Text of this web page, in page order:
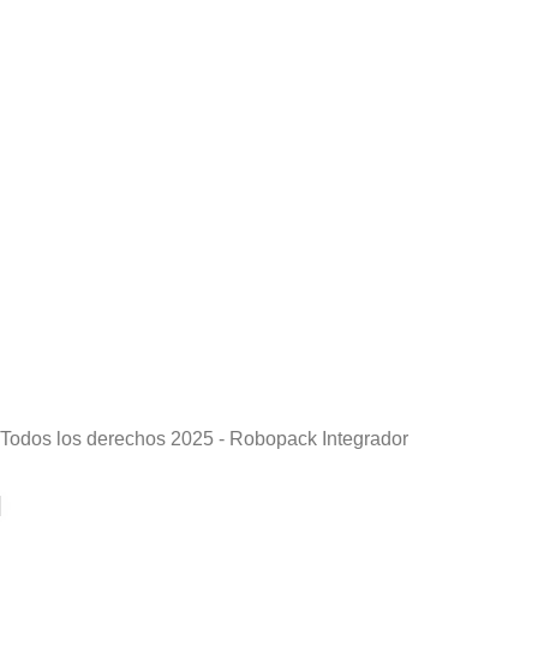
Todos los derechos 2025 - Robopack Integrador